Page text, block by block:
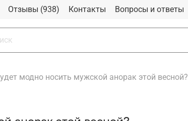
Отзывы (938) Контакты Вопросы и ответы
модно носить мужской анорак этой весной?